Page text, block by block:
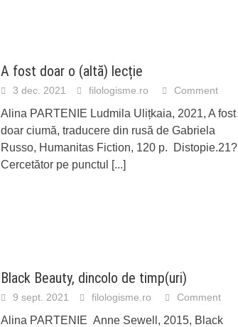
A fost doar o (altă) lecție
3 dec. 2021 filologisme.ro Comment
Alina PARTENIE Ludmila Ulițkaia, 2021, A fost
doar ciumă, traducere din rusă de Gabriela
Russo, Humanitas Fiction, 120 p. Distopie.21?
Cercetător pe punctul [...]
Black Beauty, dincolo de timp(uri)
9 sept. 2021 filologisme.ro Comment
Alina PARTENIE Anne Sewell, 2015, Black